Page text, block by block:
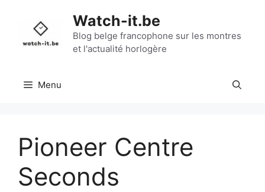
contenu
Watch-it.be
Blog belge francophone sur les montres
et l'actualité horlogère
Menu
Pioneer Centre
Seconds